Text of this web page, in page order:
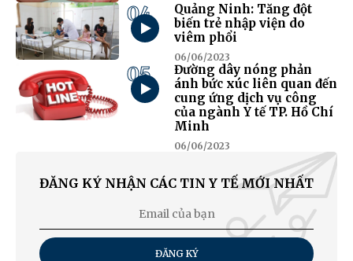
04
Quảng Ninh: Tăng đột
biến trẻ nhập viện do
viêm phổi
06/06/2023
05
Đường dây nóng phản
ánh bức xúc liên quan đến
cung ứng dịch vụ công
của ngành Y tế TP. Hồ Chí
Minh
06/06/2023
ĐĂNG KÝ NHẬN CÁC TIN Y TẾ MỚI NHẤT
ĐĂNG KÝ